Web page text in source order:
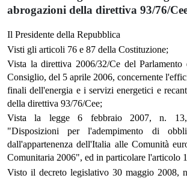
abrogazioni della direttiva 93/76/
Il Presidente della Repubblica
Visti gli articoli 76 e 87 della Costituzione;
Vista la direttiva 2006/32/Ce del Parlamento
Consiglio, del 5 aprile 2006, concernente
finali dell'energia e i servizi energetici e
della direttiva 93/76/Cee;
Vista la legge 6 febbraio 2007, n. 13,
"Disposizioni per l'adempimento di
dall'appartenenza dell'Italia alle Comunità
Comunitaria 2006", ed in particolare l'articolo
Visto il decreto legislativo 30 maggio 2008,